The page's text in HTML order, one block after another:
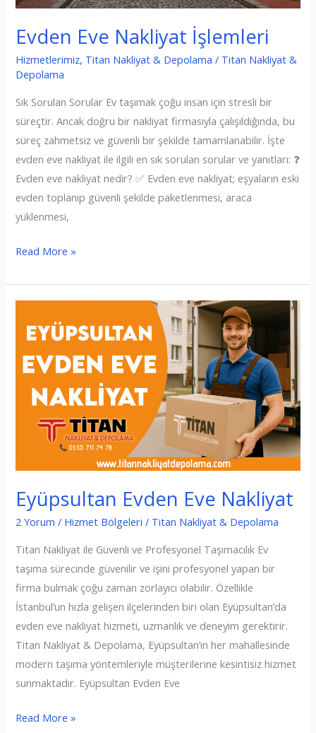
Evden Eve Nakliyat İşlemleri
Hizmetlerimiz, Titan Nakliyat & Depolama / Titan Nakliyat &
Depolama
Sık Sorulan Sorular Ev taşımak çoğu insan için stresli bir
süreçtir. Ancak doğru bir nakliyat firmasıyla çalışıldığında, bu
süreç zahmetsiz ve güvenli bir şekilde tamamlanabilir. İşte
evden eve nakliyat ile ilgili en sık sorulan sorular ve yanıtları: ❓
Evden eve nakliyat nedir? ✅ Evden eve nakliyat; eşyaların eski
evden toplanıp güvenli şekilde paketlenmesi, araca
yüklenmesi,
Evden
Nakliyat
Read More »
Eyüpsultan Evden Eve Nakliyat
2 Yorum / Hizmet Bölgeleri / Titan Nakliyat & Depolama
Titan Nakliyat ile Güvenli ve Profesyonel Taşımacılık Ev
taşıma sürecinde güvenilir ve işini profesyonel yapan bir
firma bulmak çoğu zaman zorlayıcı olabilir. Özellikle
İstanbul’un hızla gelişen ilçelerinden biri olan Eyüpsultan’da
evden eve nakliyat hizmeti, uzmanlık ve deneyim gerektirir.
Titan Nakliyat & Depolama, Eyüpsultan’ın her mahallesinde
modern taşıma yöntemleriyle müşterilerine kesintisiz hizmet
sunmaktadır. Eyüpsultan Evden Eve
Eyüpsultan
Read More »